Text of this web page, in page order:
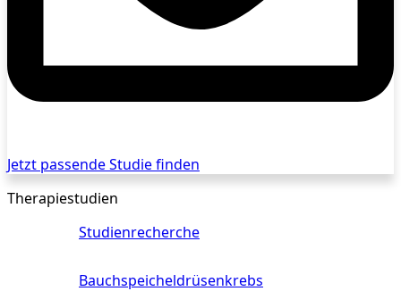
Jetzt passende Studie finden
Therapiestudien
Studienrecherche
Bauchspeicheldrüsenkrebs